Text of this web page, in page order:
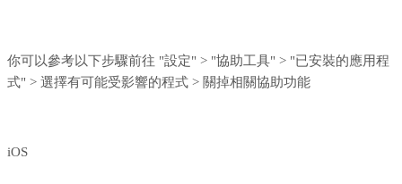
你可以參考以下步驟前往 "設定" > "協助工具" > "已安裝的應用程
式" > 選擇有可能受影響的程式 > 關掉相關協助功能
iOS